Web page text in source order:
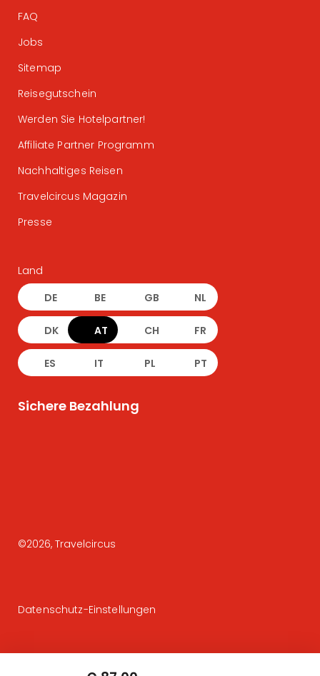
FAQ
Jobs
Sitemap
Reisegutschein
Werden Sie Hotelpartner!
Affiliate Partner Programm
Nachhaltiges Reisen
Travelcircus Magazin
Presse
Land
DE BE GB NL
DK AT CH FR
ES IT PL PT
Sichere Bezahlung
©2026, Travelcircus
Datenschutz-Einstellungen